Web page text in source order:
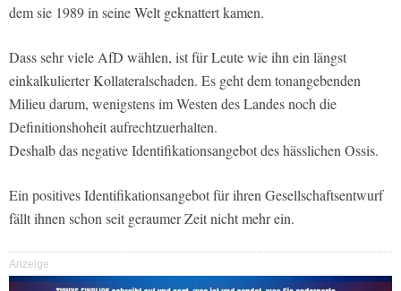
dem sie 1989 in seine Welt geknattert kamen.
Dass sehr viele AfD wählen, ist für Leute wie ihn ein längst
einkalkulierter Kollateralschaden. Es geht dem tonangebenden
Milieu darum, wenigstens im Westen des Landes noch die
Definitionshoheit aufrechtzuerhalten.
Deshalb das negative Identifikationsangebot des hässlichen Ossis.
Ein positives Identifikationsangebot für ihren Gesellschaftsentwurf
fällt ihnen schon seit geraumer Zeit nicht mehr ein.
Anzeige